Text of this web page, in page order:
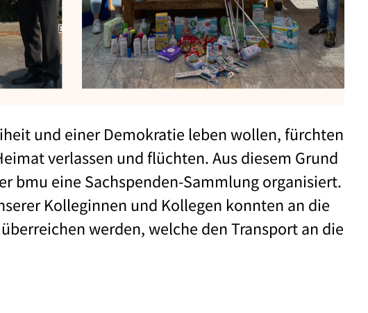
und einer Demokratie leben wollen, fürchten
verlassen und flüchten. Aus diesem Grund
bmu eine Sachspenden-Sammlung organisiert.
Kolleginnen und Kollegen konnten an die
werden, welche den Transport an die